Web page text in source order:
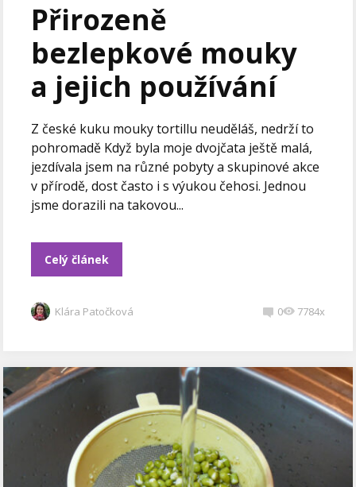
Přirozeně
bezlepkové mouky
a jejich používání
Z české kuku mouky tortillu neuděláš, nedrží to
pohromadě Když byla moje dvojčata ještě malá,
jezdívala jsem na různé pobyty a skupinové akce
v přírodě, dost často i s výukou čehosi. Jednou
jsme dorazili na takovou...
Celý článek
Klára Patočková 0 7784x